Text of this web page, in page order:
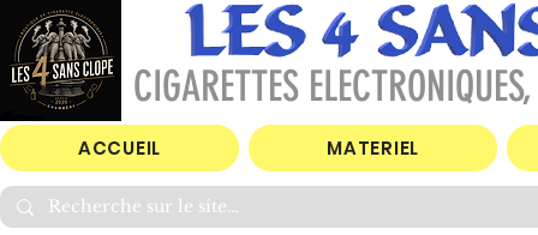
CIGARETTES
ACCUEIL MATERIEL